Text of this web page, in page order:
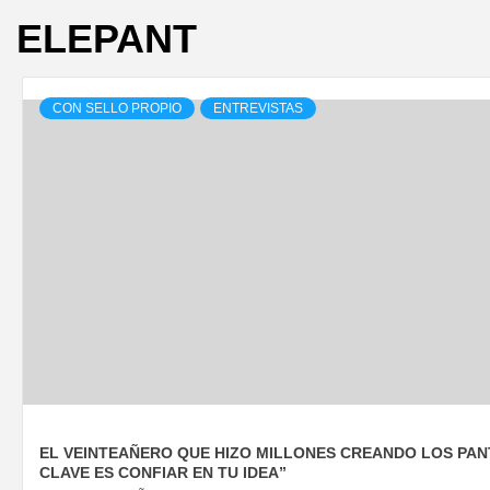
ELEPANT
CON SELLO PROPIO ENTREVISTAS
EL VEINTEAÑERO QUE HIZO MILLONES CREANDO LOS
CLAVE ES CONFIAR EN TU IDEA”